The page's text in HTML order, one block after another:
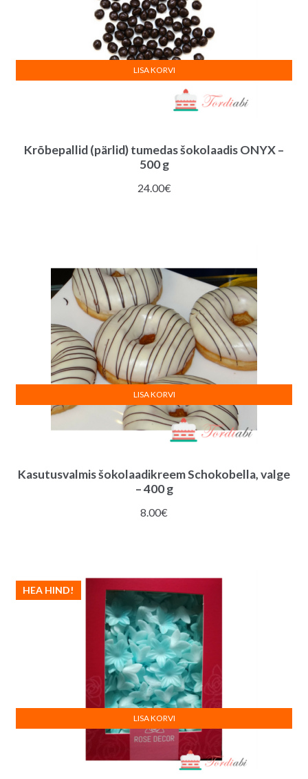
Krõbepallid (pärlid) tumedas šokolaadis ONYX –
500 g
24.00€
LISA KORVI
Kasutusvalmis šokolaadikreem Schokobella, valge
– 400 g
8.00€
LISA KORVI
HEA HIND!
LISA KORVI